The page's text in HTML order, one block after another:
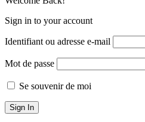
Sign in to your account
Identifiant ou adresse e-mail
Mot de passe
Se souvenir de moi